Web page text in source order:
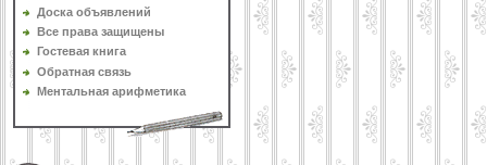
Доска объявлений
Все права защищены
Гостевая книга
Обратная связь
Ментальная арифметика